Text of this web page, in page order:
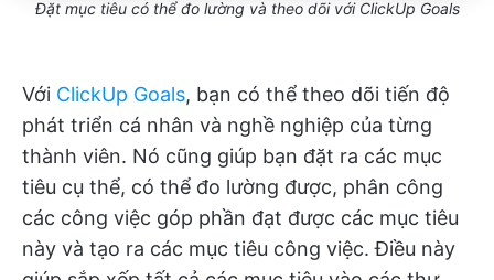
Đặt mục tiêu có thể đo lường và theo dõi với ClickUp Goals
Với ClickUp Goals, bạn có thể theo dõi tiến độ
phát triển cá nhân và nghề nghiệp của từng
thành viên. Nó cũng giúp bạn đặt ra các mục
tiêu cụ thể, có thể đo lường được, phân công
các công việc góp phần đạt được các mục tiêu
này và tạo ra các mục tiêu công việc. Điều này